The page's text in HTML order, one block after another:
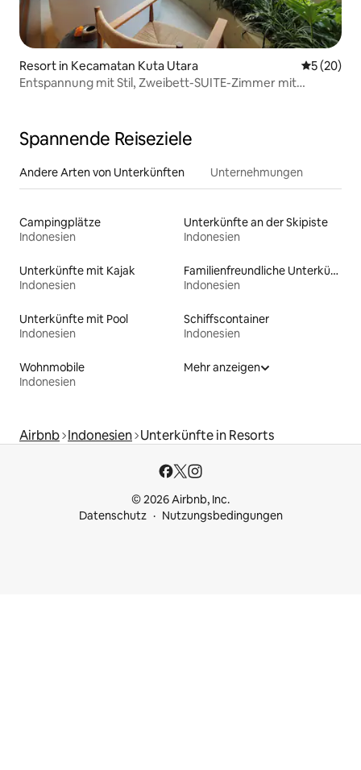
Resort in Kecamatan Kuta Utara
5 (20)
Entspannung mit Stil, Zweibett-SUITE-Zimmer mit
Spannende Reiseziele
Andere Arten von Unterkünften Unternehmungen
Campingplätze
Indonesien
Unterkünfte an der Skipiste
Indonesien
Unterkünfte mit Kajak
Indonesien
Familienfreundliche Unterkünfte
Indonesien
Unterkünfte mit Pool
Indonesien
Schiffscontainer
Indonesien
Wohnmobile
Indonesien
Mehr anzeigen
Airbnb Indonesien Unterkünfte in Resorts
© 2026 Airbnb, Inc.
Datenschutz
Nutzungsbedingungen